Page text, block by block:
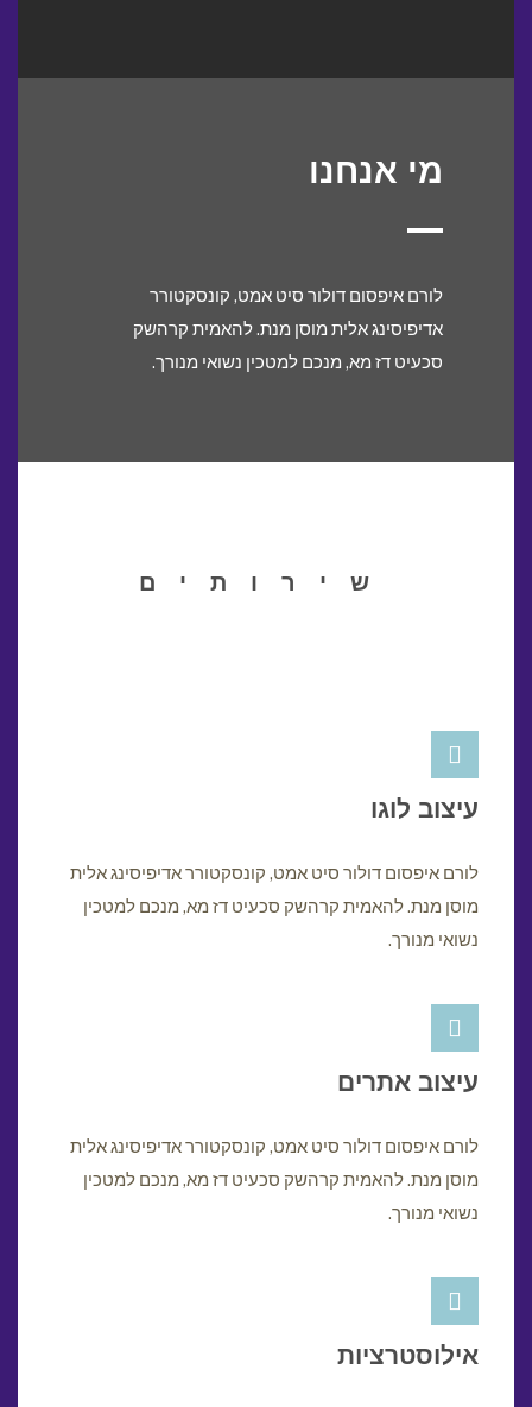
מי אנחנו
לורם איפסום דולור סיט אמט, קונסקטורר
אדיפיסינג אלית מוסן מנת. להאמית קרהשק
סכעיט דז מא, מנכם למטכין נשואי מנורך.
שירותים
עיצוב לוגו
לורם איפסום דולור סיט אמט, קונסקטורר אדיפיסינג אלית
מוסן מנת. להאמית קרהשק סכעיט דז מא, מנכם למטכין
נשואי מנורך.
עיצוב אתרים
לורם איפסום דולור סיט אמט, קונסקטורר אדיפיסינג אלית
מוסן מנת. להאמית קרהשק סכעיט דז מא, מנכם למטכין
נשואי מנורך.
אילוסטרציות